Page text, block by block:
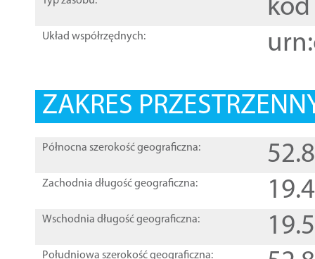
kod
Układ współrzędnych:
ZAKRES
Północna szerokość geograficzna:
Zachodnia długość geograficzna:
Wschodnia długość geograficzna:
Południowa szerokość geograficzna: